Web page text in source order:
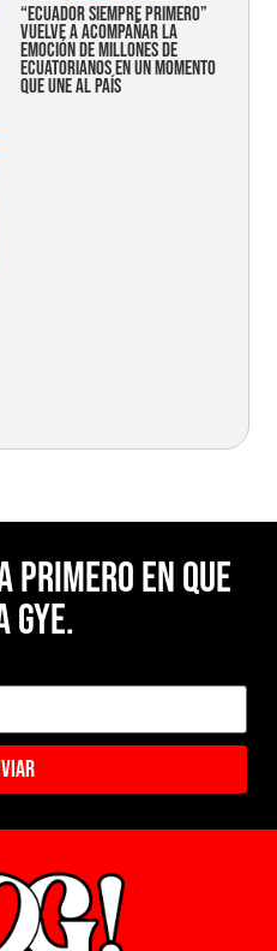
“Ecuador siempre primero”
vuelve a acompañar la
emoción de millones de
ecuatorianos en un momento
que une al país
primero en Que
Gye.